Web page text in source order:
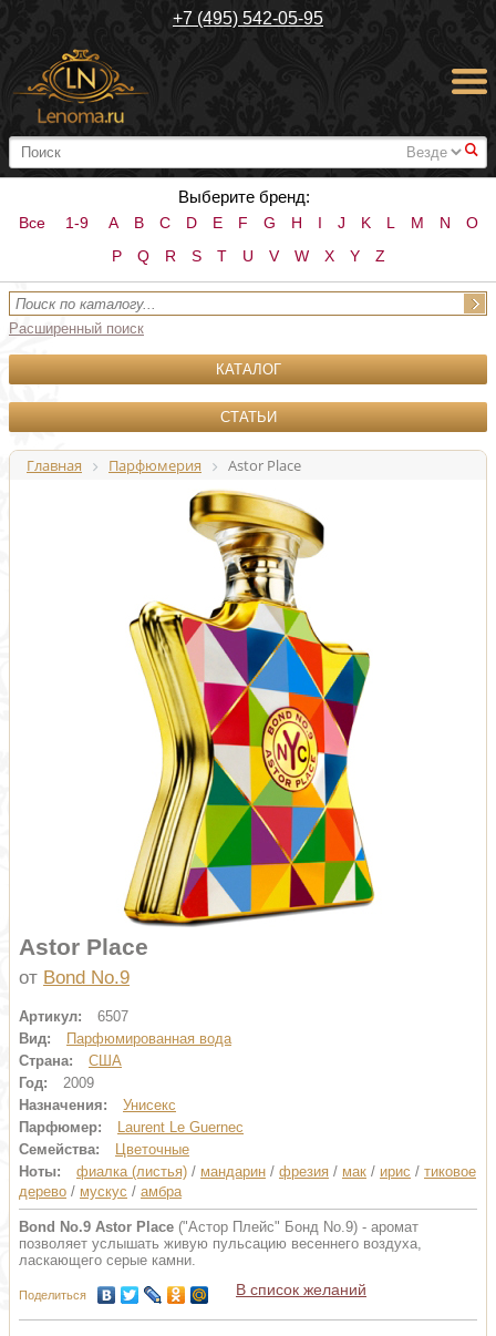
+7 (495) 542-05-95
#
Выберите бренд:
Все 1-9 A B C D E F G H I J K L M N
O
P
Q R S T U V W X Y Z
Расширенный поиск
КАТАЛОГ
СТАТЬИ
Главная Парфюмерия Astor Place
Astor Place
от Bond No.9
Артикул:
6507
Вид:
Парфюмированная вода
Страна:
США
Год:
2009
Назначения:
Унисекс
Парфюмер:
Laurent Le Guernec
Семейства:
Цветочные
Ноты:
фиалка (листья) / мандарин / фрезия / мак / ирис / тиковое
дерево / мускус / амбра
Bond No.9 Astor Place ("Астор Плейс" Бонд No.9) - аромат
позволяет услышать живую пульсацию весеннего воздуха,
ласкающего серые камни.
Поделиться В список желаний